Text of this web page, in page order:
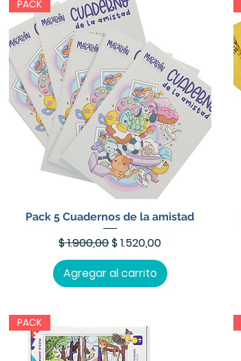
PACK
Pack 5 Cuadernos de la amistad
Precio
$ 1.900,00Precio de oferta
$ 1.520,00
Agregar al carrito
PACK